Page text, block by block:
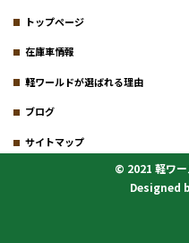
トップページ
在庫車情報
軽ワールドが選ばれる理由
ブログ
サイトマップ
© 2021 軽ワー
Designed